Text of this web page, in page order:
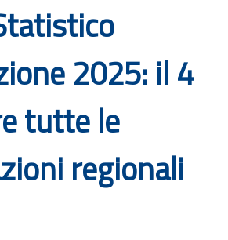
2025: il 4
tutte le
regionali